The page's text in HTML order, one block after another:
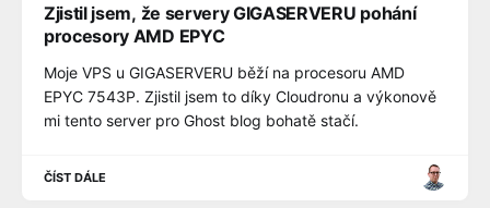
Zjistil jsem, že servery GIGASERVERU pohání
procesory AMD EPYC
Moje VPS u GIGASERVERU běží na procesoru AMD
EPYC 7543P. Zjistil jsem to díky Cloudronu a výkonově
mi tento server pro Ghost blog bohatě stačí.
ČÍST DÁLE